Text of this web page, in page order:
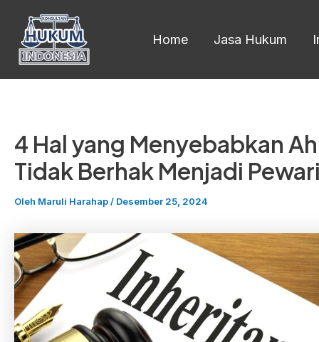
konten
Home Jasa Hukum
4 Hal yang Menyebabkan
Tidak Berhak Menjadi
Oleh Maruli Harahap/ Desember 25, 2024